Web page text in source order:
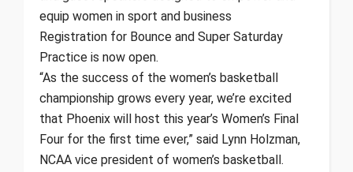
equip women in sport and business
Registration for Bounce and Super Saturday
Practice is now open.
“As the success of the women’s basketball
championship grows every year, we’re excited
that Phoenix will host this year’s Women’s Final
Four for the first time ever,” said Lynn Holzman,
NCAA vice president of women’s basketball.